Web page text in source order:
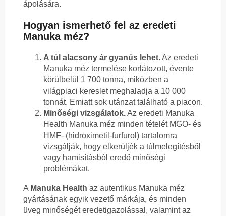
ápolására.
Hogyan ismerhető fel az eredeti
Manuka méz?
A túl alacsony ár gyanús lehet.Az eredeti
Manuka méz termelése korlátozott, évente
körülbelül 1 700 tonna, miközben a
világpiaci kereslet meghaladja a 10 000
tonnát. Emiatt sok utánzat található a piacon.
Minőségi vizsgálatok.Az eredeti Manuka
Health Manuka méz minden tételét MGO- és
HMF- (hidroximetil-furfurol) tartalomra
vizsgálják, hogy elkerüljék a túlmelegítésből
vagy hamisításból eredő minőségi
problémákat.
A Manuka Health az autentikus Manuka méz
gyártásának egyik vezető márkája, és minden
üveg minőségét eredetigazolással, valamint az